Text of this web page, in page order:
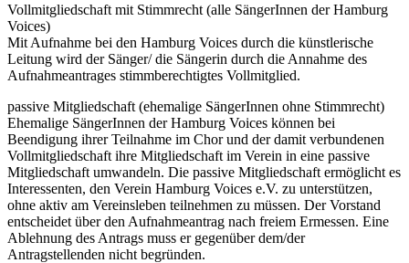
Vollmitgliedschaft mit Stimmrecht (alle SängerInnen der Hamburg
Voices)
Mit Aufnahme bei den Hamburg Voices durch die künstlerische
Leitung wird der Sänger/ die Sängerin durch die Annahme des
Aufnahmeantrages stimmberechtigtes Vollmitglied.
passive Mitgliedschaft (ehemalige SängerInnen ohne Stimmrecht)
Ehemalige SängerInnen der Hamburg Voices können bei
Beendigung ihrer Teilnahme im Chor und der damit verbundenen
Vollmitgliedschaft ihre Mitgliedschaft im Verein in eine passive
Mitgliedschaft umwandeln. Die passive Mitgliedschaft ermöglicht es
Interessenten, den Verein Hamburg Voices e.V. zu unterstützen,
ohne aktiv am Vereinsleben teilnehmen zu müssen. Der Vorstand
entscheidet über den Aufnahmeantrag nach freiem Ermessen. Eine
Ablehnung des Antrags muss er gegenüber dem/der
Antragstellenden nicht begründen.